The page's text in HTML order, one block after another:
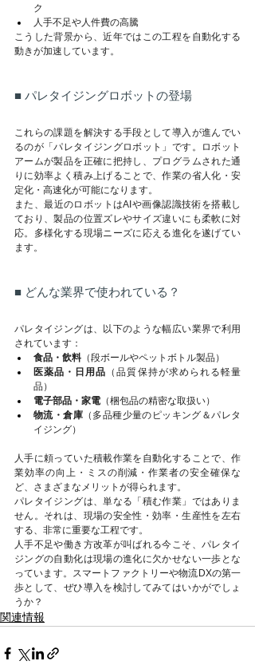
ク
人手不足や人件費の高騰
こうした背景から、近年ではこの工程を自動化する
動きが加速しています。
■ パレタイジングロボットの登場
これらの課題を解決する手段として導入が進んでい
るのが「パレタイジングロボット」です。ロボット
アームが製品を正確に把持し、プログラムされた通
りに効率よく積み上げることで、作業の省人化・安
定化・高速化が可能になります。
また、最近のロボットはAIや画像認識技術を搭載し
ており、製品の位置ズレやサイズ違いにも柔軟に対
応。多様化する現場ニーズに応える進化を遂げてい
ます。
■ どんな業界で使われている？
パレタイジングは、以下のような幅広い業界で利用
されています：
食品・飲料 （段ボールやペットボトル製品）
医薬品・日用品 （品質保持が求められる軽量
品）
電子部品・家電 （梱包品の精密な取扱い）
物流・倉庫 （多品種少量のピッキング＆パレタ
イジング）
人手に頼っていた積載作業を自動化することで、作
業効率の向上・ミスの削減・作業者の安全確保な
ど、さまざまなメリットが得られます。
パレタイジングは、単なる「積む作業」ではありま
せん。それは、現場の安全性・効率・生産性を左右
する、非常に重要な工程です。
人手不足や働き方改革が叫ばれる今こそ、パレタイ
ジングの自動化は現場の進化に欠かせない一歩とな
っています。スマートファクトリーや物流DXの第一
歩として、ぜひ導入を検討してみてはいかがでしょ
うか？
関連情報